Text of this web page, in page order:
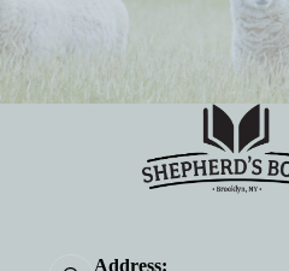
Address: